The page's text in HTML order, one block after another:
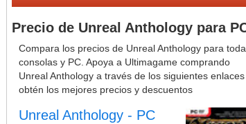
Precio de Unreal Anthology para
Compara los precios de Unreal Anthology para
consolas y PC. Apoya a Ultimagame comprando
Unreal Anthology a través de los siguientes
obtén los mejores precios y descuentos
Unreal Anthology - PC